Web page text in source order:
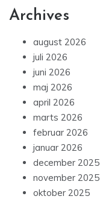
Archives
august 2026
juli 2026
juni 2026
maj 2026
april 2026
marts 2026
februar 2026
januar 2026
december 2025
november 2025
oktober 2025